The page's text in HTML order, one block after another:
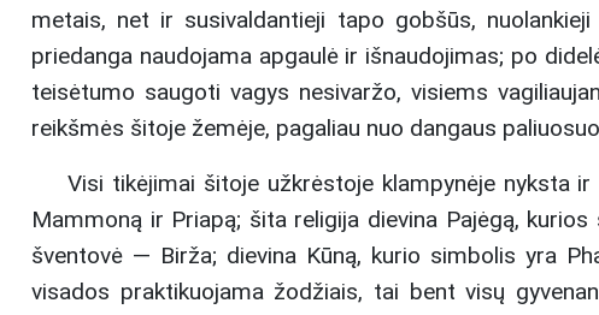
metais, net ir susivaldantieji tapo gobšūs,
priedanga naudojama apgaulė ir išnaudojimas; po
teisėtumo saugoti vagys nesivaržo, visiems
reikšmės šitoje žemėje, pagaliau nuo dangaus
Visi tikėjimai šitoje užkrėstoje klampynėje nyksta
Mammoną ir Priapą; šita religija dievina Pajėgą,
šventovė — Birža; dievina Kūną, kurio simbolis yra
visados praktikuojama žodžiais, tai bent visų